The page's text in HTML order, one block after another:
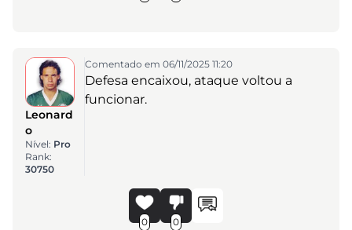
Leonard
o
Nível: Pro
Rank:
30750
Comentado em 06/11/2025 11:20
Defesa encaixou, ataque voltou a
funcionar.
0 0